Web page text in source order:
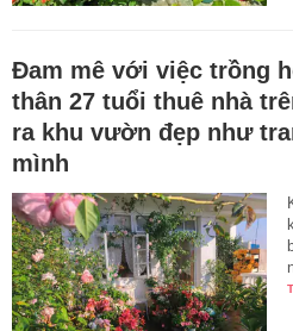
Đam mê với việc trồng
thân 27 tuổi thuê nhà
ra khu vườn đẹp như
mình